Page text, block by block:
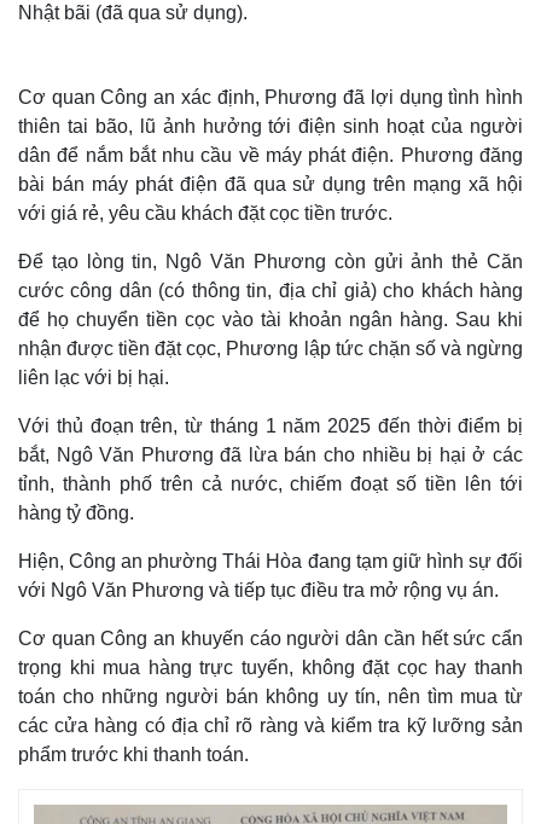
Thế giới
Cuộc sống đó đây
Hồ sơ
Ảnh
E-Magazine
Nhật bãi (đã qua sử dụng).
Cơ quan Công an xác định, Phương đã lợi dụng tình hình
thiên tai bão, lũ ảnh hưởng tới điện sinh hoạt của người
dân để nắm bắt nhu cầu về máy phát điện. Phương đăng
bài bán máy phát điện đã qua sử dụng trên mạng xã hội
với giá rẻ, yêu cầu khách đặt cọc tiền trước.
Để tạo lòng tin, Ngô Văn Phương còn gửi ảnh thẻ Căn
cước công dân (có thông tin, địa chỉ giả) cho khách hàng
để họ chuyển tiền cọc vào tài khoản ngân hàng. Sau khi
nhận được tiền đặt cọc, Phương lập tức chặn số và ngừng
liên lạc với bị hại.
Với thủ đoạn trên, từ tháng 1 năm 2025 đến thời điểm bị
bắt, Ngô Văn Phương đã lừa bán cho nhiều bị hại ở các
tỉnh, thành phố trên cả nước, chiếm đoạt số tiền lên tới
hàng tỷ đồng.
Hiện, Công an phường Thái Hòa đang tạm giữ hình sự đối
với Ngô Văn Phương và tiếp tục điều tra mở rộng vụ án.
Cơ quan Công an khuyến cáo người dân cần hết sức cẩn
trọng khi mua hàng trực tuyến, không đặt cọc hay thanh
toán cho những người bán không uy tín, nên tìm mua từ
các cửa hàng có địa chỉ rõ ràng và kiểm tra kỹ lưỡng sản
phẩm trước khi thanh toán.